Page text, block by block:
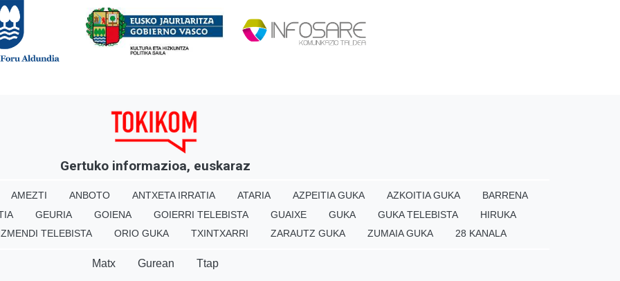
Gertuko informazioa, euskaraz
AMEZTI ANBOTO ANTXETA IRRATIA ATARIA AZPEITIA GUKA AZKOITIA GUKA
BARRENA
GEURIA GOIENA GOIERRI TELEBISTA GUAIXE GUKA GUKA TELEBISTA
HIRUKA
TELEBISTA ORIO GUKA TXINTXARRI ZARAUTZ GUKA ZUMAIA GUKA 28 KANALA
Matx Gurean Ttap